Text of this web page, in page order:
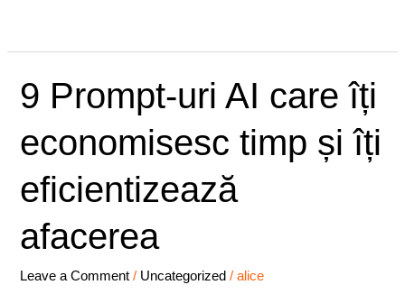
9 Prompt-uri AI care îți
economisesc timp și îți
eficientizează
afacerea
Leave a Comment / Uncategorized /alice
9
Prompt-
AI
îți
timp
îți